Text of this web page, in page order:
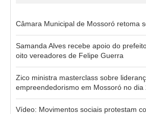
Câmara Municipal de Mossoró retoma
Samanda Alves recebe apoio do
oito vereadores de Felipe Guerra
Zico ministra masterclass sobre
empreendedorismo em Mossoró no dia
Vídeo: Movimentos sociais protestam